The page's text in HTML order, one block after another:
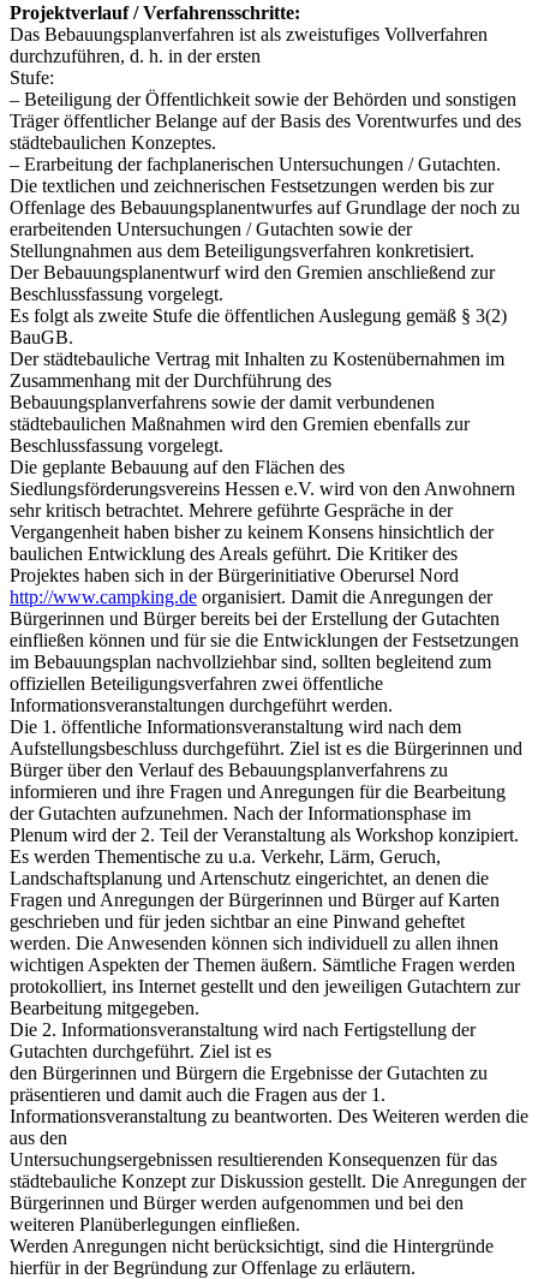
Projektverlauf / Verfahrensschritte:
Das Bebauungsplanverfahren ist als zweistufiges Vollverfahren
durchzuführen, d. h. in der ersten
Stufe:
– Beteiligung der Öffentlichkeit sowie der Behörden und sonstigen
Träger öffentlicher Belange auf der Basis des Vorentwurfes und des
städtebaulichen Konzeptes.
– Erarbeitung der fachplanerischen Untersuchungen / Gutachten.
Die textlichen und zeichnerischen Festsetzungen werden bis zur
Offenlage des Bebauungsplanentwurfes auf Grundlage der noch zu
erarbeitenden Untersuchungen / Gutachten sowie der
Stellungnahmen aus dem Beteiligungsverfahren konkretisiert.
Der Bebauungsplanentwurf wird den Gremien anschließend zur
Beschlussfassung vorgelegt.
Es folgt als zweite Stufe die öffentlichen Auslegung gemäß § 3(2)
BauGB.
Der städtebauliche Vertrag mit Inhalten zu Kostenübernahmen im
Zusammenhang mit der Durchführung des
Bebauungsplanverfahrens sowie der damit verbundenen
städtebaulichen Maßnahmen wird den Gremien ebenfalls zur
Beschlussfassung vorgelegt.
Die geplante Bebauung auf den Flächen des
Siedlungsförderungsvereins Hessen e.V. wird von den Anwohnern
sehr kritisch betrachtet. Mehrere geführte Gespräche in der
Vergangenheit haben bisher zu keinem Konsens hinsichtlich der
baulichen Entwicklung des Areals geführt. Die Kritiker des
Projektes haben sich in der Bürgerinitiative Oberursel Nord
http://www.campking.de organisiert. Damit die Anregungen der
Bürgerinnen und Bürger bereits bei der Erstellung der Gutachten
einfließen können und für sie die Entwicklungen der Festsetzungen
im Bebauungsplan nachvollziehbar sind, sollten begleitend zum
offiziellen Beteiligungsverfahren zwei öffentliche
Informationsveranstaltungen durchgeführt werden.
Die 1. öffentliche Informationsveranstaltung wird nach dem
Aufstellungsbeschluss durchgeführt. Ziel ist es die Bürgerinnen und
Bürger über den Verlauf des Bebauungsplanverfahrens zu
informieren und ihre Fragen und Anregungen für die Bearbeitung
der Gutachten aufzunehmen. Nach der Informationsphase im
Plenum wird der 2. Teil der Veranstaltung als Workshop konzipiert.
Es werden Thementische zu u.a. Verkehr, Lärm, Geruch,
Landschaftsplanung und Artenschutz eingerichtet, an denen die
Fragen und Anregungen der Bürgerinnen und Bürger auf Karten
geschrieben und für jeden sichtbar an eine Pinwand geheftet
werden. Die Anwesenden können sich individuell zu allen ihnen
wichtigen Aspekten der Themen äußern. Sämtliche Fragen werden
protokolliert, ins Internet gestellt und den jeweiligen Gutachtern zur
Bearbeitung mitgegeben.
Die 2. Informationsveranstaltung wird nach Fertigstellung der
Gutachten durchgeführt. Ziel ist es
den Bürgerinnen und Bürgern die Ergebnisse der Gutachten zu
präsentieren und damit auch die Fragen aus der 1.
Informationsveranstaltung zu beantworten. Des Weiteren werden die
aus den
Untersuchungsergebnissen resultierenden Konsequenzen für das
städtebauliche Konzept zur Diskussion gestellt. Die Anregungen der
Bürgerinnen und Bürger werden aufgenommen und bei den
weiteren Planüberlegungen einfließen.
Werden Anregungen nicht berücksichtigt, sind die Hintergründe
hierfür in der Begründung zur Offenlage zu erläutern.